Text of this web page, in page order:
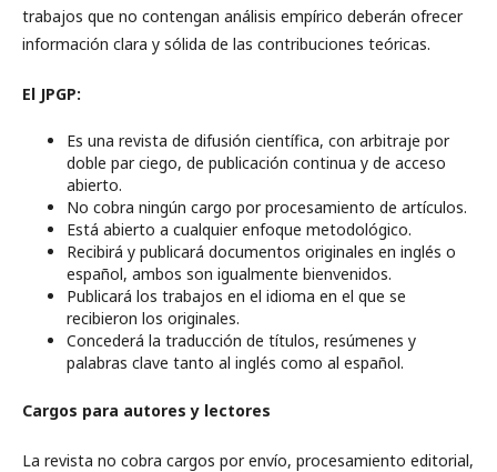
trabajos que no contengan análisis empírico deberán ofrecer
información clara y sólida de las contribuciones teóricas.
El JPGP:
Es una revista de difusión científica, con arbitraje por
doble par ciego, de publicación continua y de acceso
abierto.
No cobra ningún cargo por procesamiento de artículos.
Está abierto a cualquier enfoque metodológico.
Recibirá y publicará documentos originales en inglés o
español, ambos son igualmente bienvenidos.
Publicará los trabajos en el idioma en el que se
recibieron los originales.
Concederá la traducción de títulos, resúmenes y
palabras clave tanto al inglés como al español.
Cargos para autores y lectores
La revista no cobra cargos por envío, procesamiento editorial,